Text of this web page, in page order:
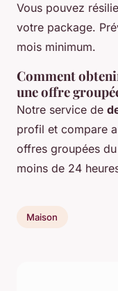
Vous pouvez
votre package.
mois minimum.
Comment
une offre
Notre service de
profil et compare
offres groupées
moins de 24
Maison